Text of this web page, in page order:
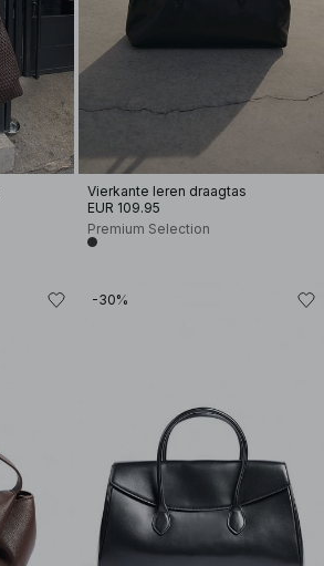
Vierkante leren draagtas
EUR 109.95
Premium Selection
-30%